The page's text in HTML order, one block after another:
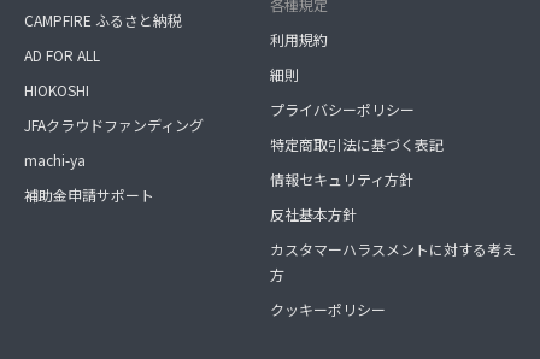
CAMPFIRE ふるさと納税
AD FOR ALL
HIOKOSHI
JFAクラウドファンディング
machi-ya
補助金申請サポート
利用規約
細則
プライバシーポリシー
特定商取引法に基づく表記
情報セキュリティ方針
反社基本方針
カスタマーハラスメントに対する考え
方
クッキーポリシー